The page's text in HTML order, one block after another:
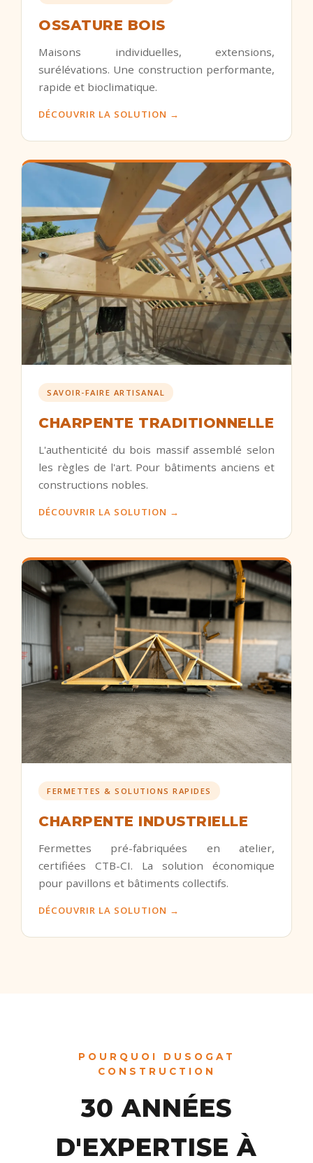
OSSATURE BOIS
Maisons individuelles, extensions,
surélévations. Une construction performante,
rapide et bioclimatique.
DÉCOUVRIR LA SOLUTION →
SAVOIR-FAIRE ARTISANAL
CHARPENTE TRADITIONNELLE
L'authenticité du bois massif assemblé selon
les règles de l'art. Pour bâtiments anciens et
constructions nobles.
DÉCOUVRIR LA SOLUTION →
FERMETTES & SOLUTIONS RAPIDES
CHARPENTE INDUSTRIELLE
Fermettes pré-fabriquées en atelier,
certifiées CTB-CI. La solution économique
pour pavillons et bâtiments collectifs.
DÉCOUVRIR LA SOLUTION →
POURQUOI DUSOGAT
CONSTRUCTION
30 ANNÉES
D'EXPERTISE À